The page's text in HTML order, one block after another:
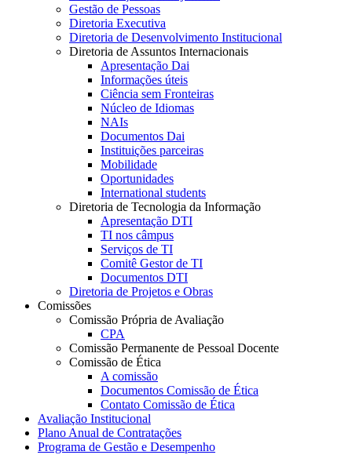
Gestão de Pessoas
Diretoria Executiva
Diretoria de Desenvolvimento Institucional
Diretoria de Assuntos Internacionais
Apresentação Dai
Informações úteis
Ciência sem Fronteiras
Núcleo de Idiomas
NAIs
Documentos Dai
Instituições parceiras
Mobilidade
Oportunidades
International students
Diretoria de Tecnologia da Informação
Apresentação DTI
TI nos câmpus
Serviços de TI
Comitê Gestor de TI
Documentos DTI
Diretoria de Projetos e Obras
Comissões
Comissão Própria de Avaliação
CPA
Comissão Permanente de Pessoal Docente
Comissão de Ética
A comissão
Documentos Comissão de Ética
Contato Comissão de Ética
Avaliação Institucional
Plano Anual de Contratações
Programa de Gestão e Desempenho